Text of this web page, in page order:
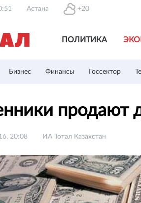
Астана +20
ПОЛИТИКА
Бизнес Финансы Госсектор
продают
20:08 ИА Тотал Казахстан